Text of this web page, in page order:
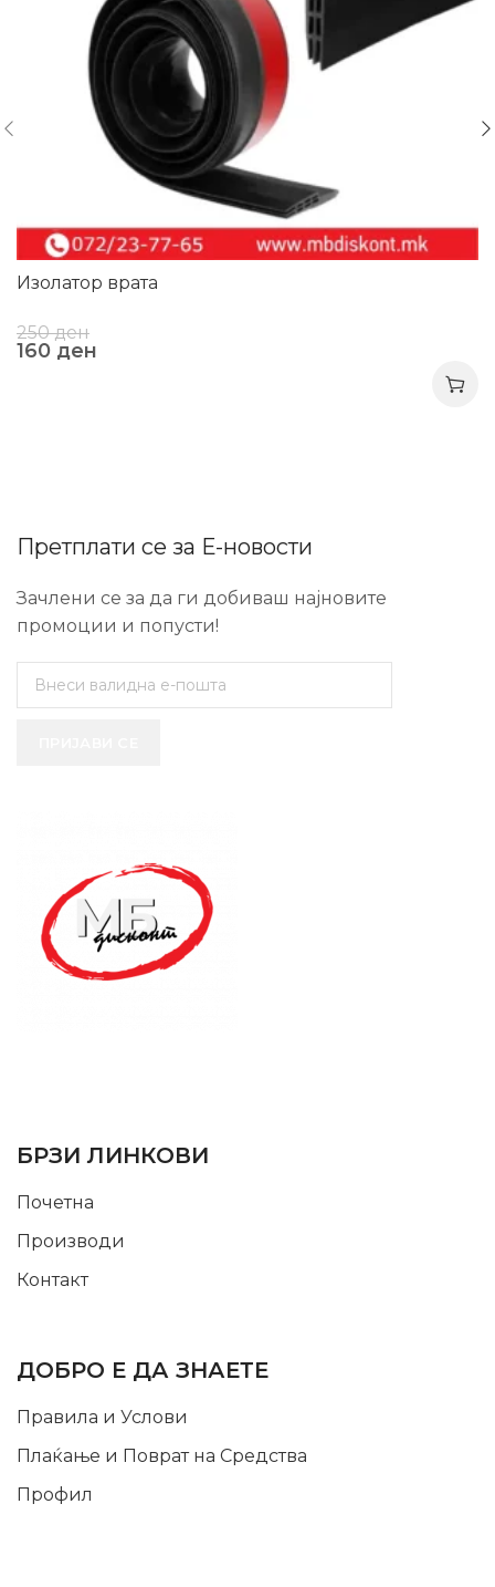
Изолатор врата
250ден
160 ден
Претплати се за Е-новости
Зачлени се за да ги добиваш најновите
промоции и попусти!
БРЗИ ЛИНКОВИ
Почетна
Производи
Контакт
ДОБРО Е ДА ЗНАЕТЕ
Правила и Услови
Плаќање и Поврат на Средства
Профил